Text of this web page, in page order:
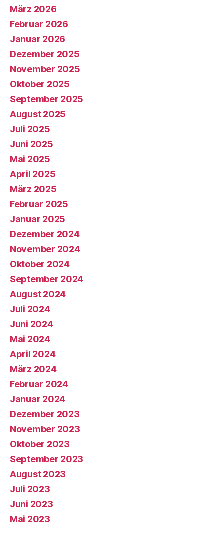
März 2026
Februar 2026
Januar 2026
Dezember 2025
November 2025
Oktober 2025
September 2025
August 2025
Juli 2025
Juni 2025
Mai 2025
April 2025
März 2025
Februar 2025
Januar 2025
Dezember 2024
November 2024
Oktober 2024
September 2024
August 2024
Juli 2024
Juni 2024
Mai 2024
April 2024
März 2024
Februar 2024
Januar 2024
Dezember 2023
November 2023
Oktober 2023
September 2023
August 2023
Juli 2023
Juni 2023
Mai 2023